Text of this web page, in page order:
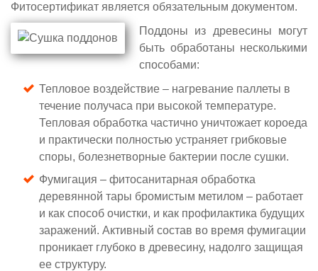
Фитосертификат является обязательным документом.
Поддоны из древесины могут
быть обработаны несколькими
способами:
Тепловое воздействие – нагревание паллеты в
течение получаса при высокой температуре.
Тепловая обработка частично уничтожает короеда
и практически полностью устраняет грибковые
споры, болезнетворные бактерии после сушки.
Фумигация – фитосанитарная обработка
деревянной тары бромистым метилом – работает
и как способ очистки, и как профилактика будущих
заражений. Активный состав во время фумигации
проникает глубоко в древесину, надолго защищая
ее структуру.